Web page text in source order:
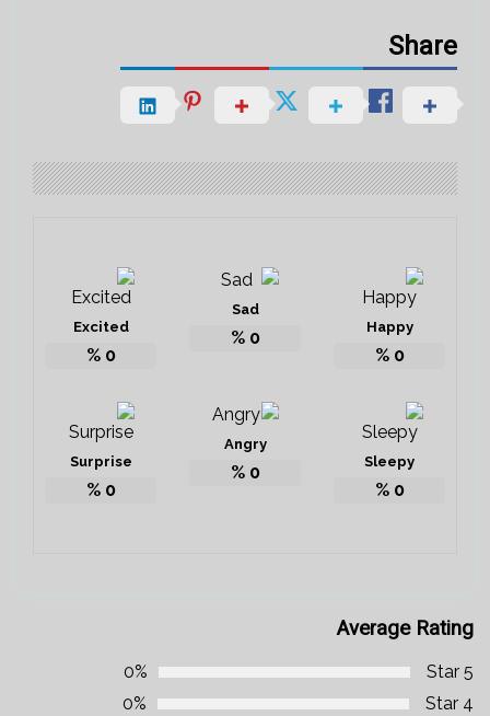
Share
Happy
0
%
Sad
0
%
Excited
0
%
Sleepy
0
%
Angry
0
%
Surprise
0
%
Average Rating
5 Star
0%
4 Star
0%